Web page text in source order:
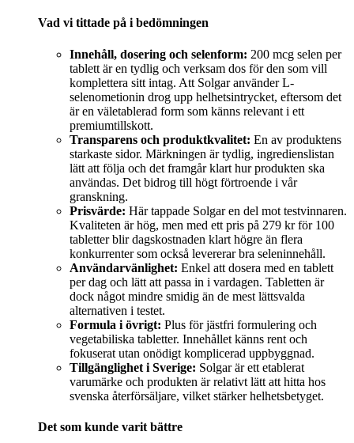
Vad vi tittade på i bedömningen
Innehåll, dosering och selenform: 200 mcg selen per
tablett är en tydlig och verksam dos för den som vill
komplettera sitt intag. Att Solgar använder L-
selenometionin drog upp helhetsintrycket, eftersom det
är en väletablerad form som känns relevant i ett
premiumtillskott.
Transparens och produktkvalitet: En av produktens
starkaste sidor. Märkningen är tydlig, ingredienslistan
lätt att följa och det framgår klart hur produkten ska
användas. Det bidrog till högt förtroende i vår
granskning.
Prisvärde: Här tappade Solgar en del mot testvinnaren.
Kvaliteten är hög, men med ett pris på 279 kr för 100
tabletter blir dagskostnaden klart högre än flera
konkurrenter som också levererar bra seleninnehåll.
Användarvänlighet: Enkel att dosera med en tablett
per dag och lätt att passa in i vardagen. Tabletten är
dock något mindre smidig än de mest lättsvalda
alternativen i testet.
Formula i övrigt: Plus för jästfri formulering och
vegetabiliska tabletter. Innehållet känns rent och
fokuserat utan onödigt komplicerad uppbyggnad.
Tillgänglighet i Sverige: Solgar är ett etablerat
varumärke och produkten är relativt lätt att hitta hos
svenska återförsäljare, vilket stärker helhetsbetyget.
Det som kunde varit bättre